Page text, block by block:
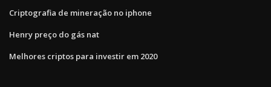
Criptografia de mineração no iphone
Henry preço do gás nat
Melhores criptos para investir em 2020